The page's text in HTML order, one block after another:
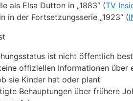
als Elsa Dutton in „1883“ (TV
in der Fortsetzungsserie „1923“ (
ist nicht öffentlich
offiziellen Informationen über
sie Kinder hat oder plant
Behauptungen über frühere